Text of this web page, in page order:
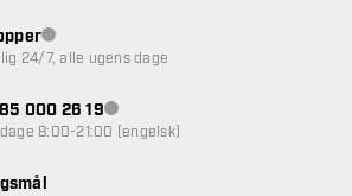
Kundeservice ikke tilgængelig
24/7, alle ugens dage
000 26 19Kundeservice ikke tilgængelig
8:00-21:00 (engelsk)